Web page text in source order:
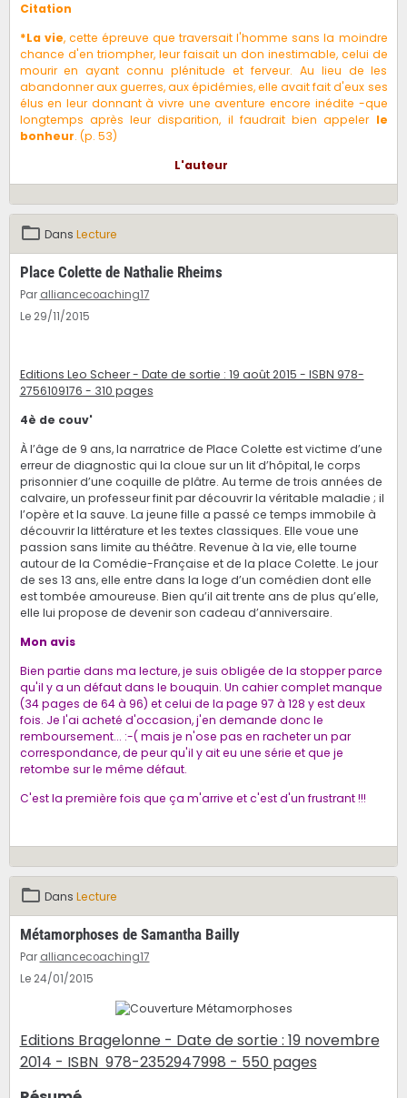
Citation
*La vie, cette épreuve que traversait l'homme sans la moindre
chance d'en triompher, leur faisait un don inestimable, celui de
mourir en ayant connu plénitude et ferveur. Au lieu de les
abandonner aux guerres, aux épidémies, elle avait fait d'eux ses
élus en leur donnant à vivre une aventure encore inédite -que
longtemps après leur disparition, il faudrait bien appeler le
bonheur. (p. 53)
L'auteur
Dans Lecture
Place Colette de Nathalie Rheims
Par alliancecoaching17
Le 29/11/2015
Editions Leo Scheer - Date de sortie : 19 août 2015 - ISBN 978-
2756109176 - 310 pages
4è de couv'
À l’âge de 9 ans, la narratrice de Place Colette est victime d’une
erreur de diagnostic qui la cloue sur un lit d’hôpital, le corps
prisonnier d’une coquille de plâtre. Au terme de trois années de
calvaire, un professeur finit par découvrir la véritable maladie ; il
l’opère et la sauve. La jeune fille a passé ce temps immobile à
découvrir la littérature et les textes classiques. Elle voue une
passion sans limite au théâtre. Revenue à la vie, elle tourne
autour de la Comédie-Française et de la place Colette. Le jour
de ses 13 ans, elle entre dans la loge d’un comédien dont elle
est tombée amoureuse. Bien qu’il ait trente ans de plus qu’elle,
elle lui propose de devenir son cadeau d’anniversaire.
Mon avis
Bien partie dans ma lecture, je suis obligée de la stopper parce
qu'il y a un défaut dans le bouquin. Un cahier complet manque
(34 pages de 64 à 96) et celui de la page 97 à 128 y est deux
fois. Je l'ai acheté d'occasion, j'en demande donc le
remboursement... :-( mais je n'ose pas en racheter un par
correspondance, de peur qu'il y ait eu une série et que je
retombe sur le même défaut.
C'est la première fois que ça m'arrive et c'est d'un frustrant !!!
Dans Lecture
Métamorphoses de Samantha Bailly
Par alliancecoaching17
Le 24/01/2015
Editions Bragelonne - Date de sortie : 19 novembre
2014 - ISBN 978-2352947998 - 550 pages